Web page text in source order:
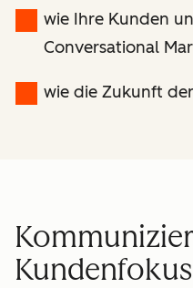
wie Ihre Kunden
Conversational
wie die Zukunft
Kundenfokus